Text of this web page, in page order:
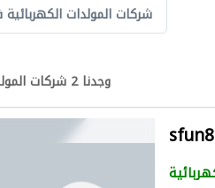
شركات المولدات
وجدنا 2 شركات المولدات الكهربائية